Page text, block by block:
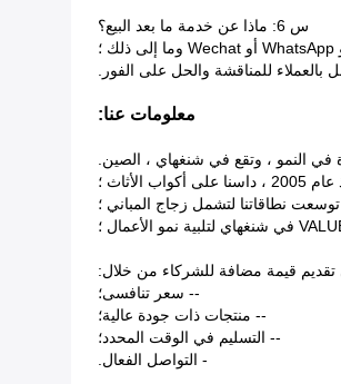
س 6: ماذا عن خدمة ما بعد البيع؟
للمناقشة والحل على الفور.
معلومات عنا:
النمو ، وتقع في شنغهاي ، الصين.
على أكواب الأثاث ؛
تقديم قيمة مضافة للشركاء من خلال:
-- سعر تنافسى؛
-- منتجات ذات جودة عالية؛
-- التسليم في الوقت المحدد؛
- التواصل الفعال.